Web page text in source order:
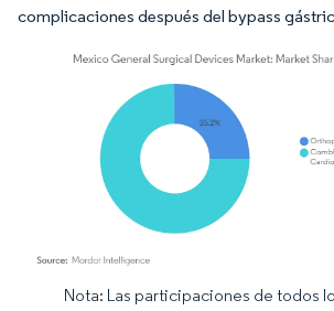
complicaciones después del bypass
Imagen © Mordor Intelligence. El uso requiere
Nota: Las participaciones de todos